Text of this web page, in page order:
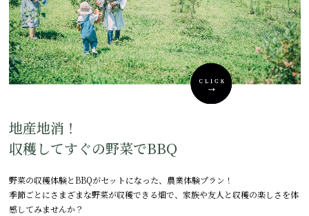
地産地消！
収穫してすぐの野菜でBBQ
野菜の収穫体験とBBQがセットになった、農業体験プラン！
季節ごとにさまざまな野菜が収穫できる畑で、家族や友人と収穫の楽しさを体
感してみませんか？